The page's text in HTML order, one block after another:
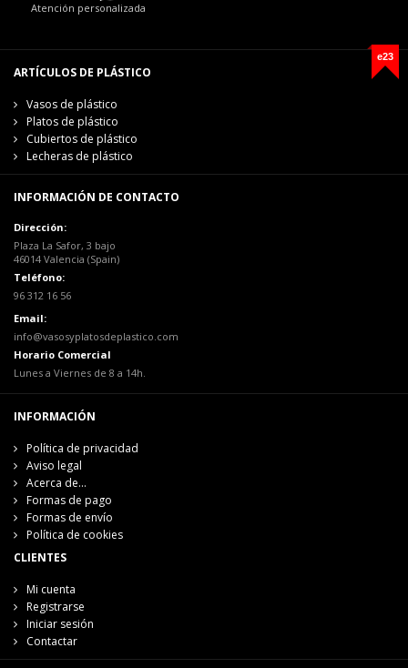
Atención personalizada
e23
ARTÍCULOS DE PLÁSTICO
Vasos de plástico
Platos de plástico
Cubiertos de plástico
Lecheras de plástico
INFORMACIÓN DE CONTACTO
Dirección:
Plaza La Safor, 3 bajo
46014 Valencia (Spain)
Teléfono:
96 312 16 56
Email:
info@vasosyplatosdeplastico.com
Horario Comercial
Lunes a Viernes de 8 a 14h.
INFORMACIÓN
Política de privacidad
Aviso legal
Acerca de...
Formas de pago
Formas de envío
Política de cookies
CLIENTES
Mi cuenta
Registrarse
Iniciar sesión
Contactar